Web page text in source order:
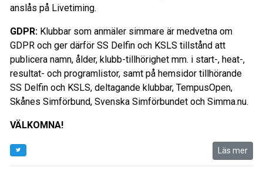
anslås på Livetiming.
GDPR: Klubbar som anmäler simmare är medvetna om
GDPR och ger därför SS Delfin och KSLS tillstånd att
publicera namn, ålder, klubb-tillhörighet mm. i start-, heat-,
resultat- och programlistor, samt på hemsidor tillhörande
SS Delfin och KSLS, deltagande klubbar, TempusOpen,
Skånes Simförbund, Svenska Simförbundet och Simma.nu.
VÄLKOMNA!
Läs mer